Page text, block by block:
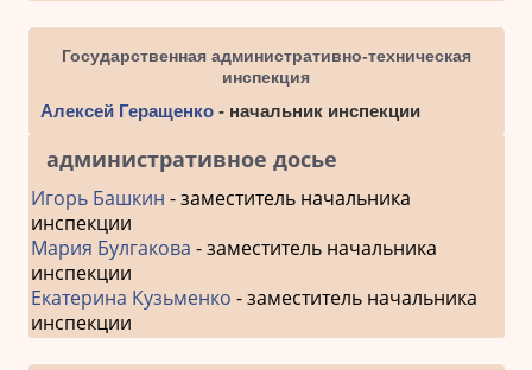
Государственная административно-техническая
инспекция
Алексей Геращенко- начальник инспекции
административное досье
Игорь Башкин - заместитель начальника
инспекции
Мария Булгакова - заместитель начальника
инспекции
Екатерина Кузьменко - заместитель начальника
инспекции